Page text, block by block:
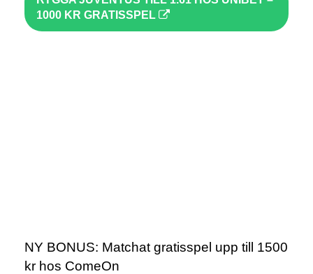
1000 KR GRATISSPEL
NY BONUS: Matchat gratisspel upp till 1500
kr hos ComeOn